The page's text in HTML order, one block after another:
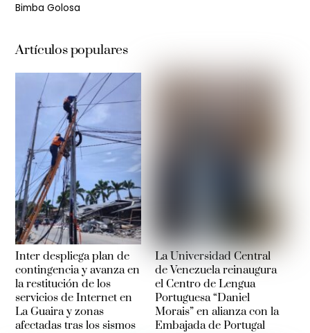
Bimba Golosa
Artículos populares
Inter despliega plan de
contingencia y avanza en
la restitución de los
servicios de Internet en
La Guaira y zonas
afectadas tras los sismos
La Universidad Central
de Venezuela reinaugura
el Centro de Lengua
Portuguesa “Daniel
Morais” en alianza con la
Embajada de Portugal